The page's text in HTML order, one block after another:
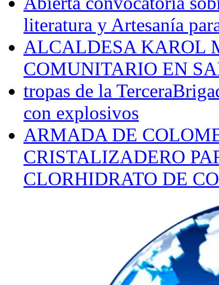
literatura y Artesanía
ALCALDESA KAROL
COMUNITARIO EN
tropas de la
con explosivos
ARMADA DE
CRISTALIZADERO
CLORHIDRATO DE